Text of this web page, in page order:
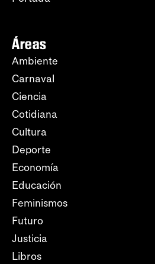
Áreas
Ambiente
Carnaval
Ciencia
Cotidiana
Cultura
Deporte
Economía
Educación
Feminismos
Futuro
Justicia
Libros